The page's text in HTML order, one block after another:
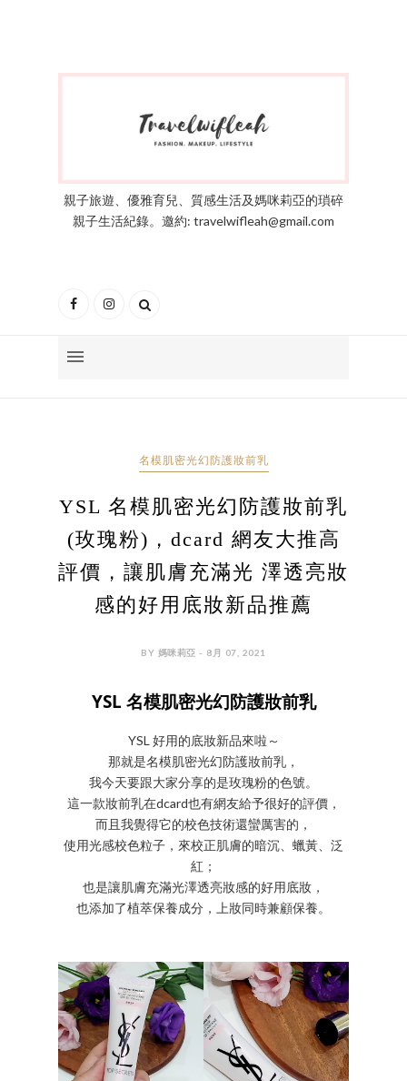
親子旅遊、優雅育兒、質感生活及媽咪莉亞的瑣碎
親子生活紀錄。邀約: travelwifleah@gmail.com
名模肌密光幻防護妝前乳
YSL 名模肌密光幻防護妝前乳
(玫瑰粉)，dcard 網友大推高
評價，讓肌膚充滿光 澤透亮妝
感的好用底妝新品推薦
BY 媽咪莉亞 - 8月 07, 2021
YSL 名模肌密光幻防護妝前乳
YSL 好用的底妝新品來啦～
那就是名模肌密光幻防護妝前乳，
我今天要跟大家分享的是玫瑰粉的色號。
這一款妝前乳在dcard也有網友給予很好的評價，
而且我覺得它的校色技術還蠻厲害的，
使用光感校色粒子，來校正肌膚的暗沉、蠟黃、泛
紅；
也是讓肌膚充滿光澤透亮妝感的好用底妝，
也添加了植萃保養成分，上妝同時兼顧保養。